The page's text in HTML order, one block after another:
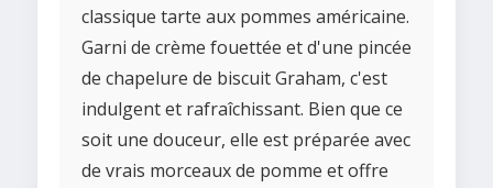
classique tarte aux pommes américaine.
Garni de crème fouettée et d'une pincée
de chapelure de biscuit Graham, c'est
indulgent et rafraîchissant. Bien que ce
soit une douceur, elle est préparée avec
de vrais morceaux de pomme et offre